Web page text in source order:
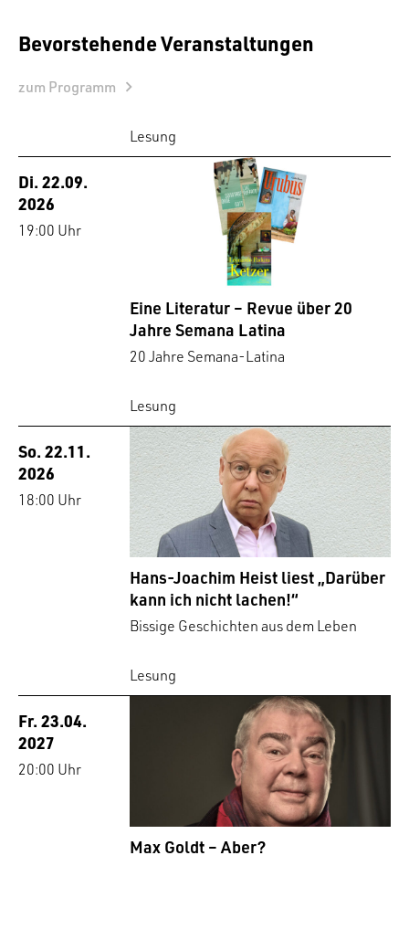
Bevorstehende Veranstaltungen
zum Programm
Lesung
Di. 22.09.
2026
19:00 Uhr
Eine Literatur – Revue über 20
Jahre Semana Latina
20 Jahre Semana-Latina
Lesung
So. 22.11.
2026
18:00 Uhr
Hans-Joachim Heist liest „Darüber
kann ich nicht lachen!“
Bissige Geschichten aus dem Leben
Lesung
Fr. 23.04.
2027
20:00 Uhr
Max Goldt – Aber?